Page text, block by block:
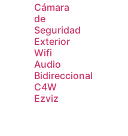
Cámara
de
Seguridad
Exterior
Wifi
Audio
Bidireccional
C4W
Ezviz